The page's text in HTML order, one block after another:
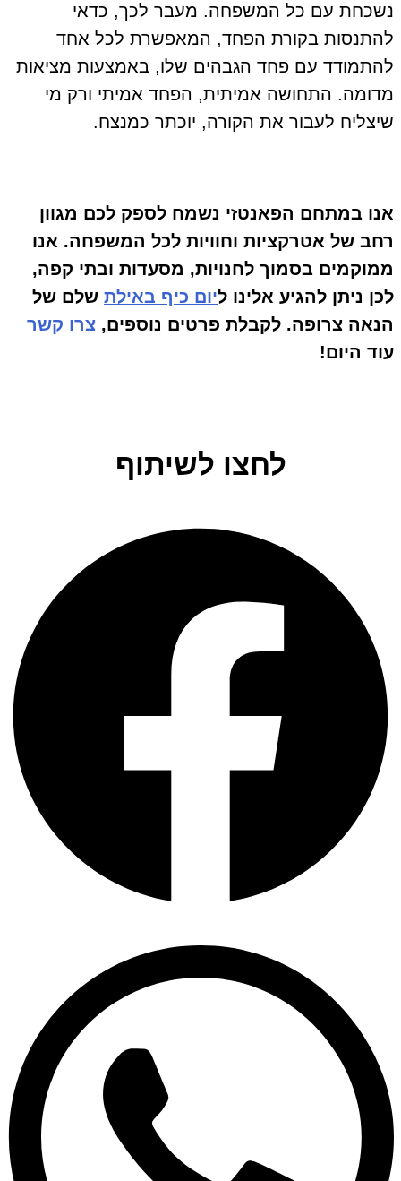
נשכחת עם כל המשפחה. מעבר לכך, כדאי
להתנסות בקורת הפחד, המאפשרת לכל אחד
להתמודד עם פחד הגבהים שלו, באמצעות מציאות
מדומה. התחושה אמיתית, הפחד אמיתי ורק מי
שיצליח לעבור את הקורה, יוכתר כמנצח.
אנו במתחם הפאנטזי נשמח לספק לכם מגוון
רחב של אטרקציות וחוויות לכל המשפחה. אנו
ממוקמים בסמוך לחנויות, מסעדות ובתי קפה,
לכן ניתן להגיע אלינו ליום כיף באילת שלם של
הנאה צרופה. לקבלת פרטים נוספים, צרו קשר
עוד היום!
לחצו לשיתוף